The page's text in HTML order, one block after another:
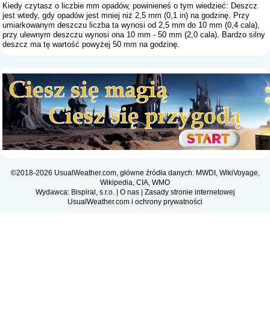
Kiedy czytasz o liczbie mm opadów, powinieneś o tym wiedzieć: Deszcz
jest wtedy, gdy opadów jest mniej niż 2,5 mm (0,1 in) na godzinę. Przy
umiarkowanym deszczu liczba ta wynosi od 2,5 mm do 10 mm (0,4 cala),
przy ulewnym deszczu wynosi ona 10 mm - 50 mm (2,0 cala). Bardzo silny
deszcz ma tę wartość powyżej 50 mm na godzinę.
©2018-2026 UsualWeather.com, główne źródła danych: MWDI, WikiVoyage,
Wikipedia, CIA, WMO
Wydawca: Bispiral, s.r.o. | O nas| Zasady stronie internetowej
UsualWeather.com i ochrony prywatności